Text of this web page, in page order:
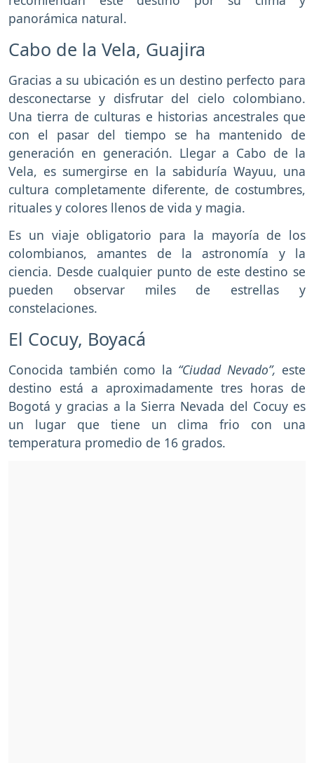
panorámica natural.
Cabo de la Vela, Guajira
Gracias a su ubicación es un destino perfecto para
desconectarse y disfrutar del cielo colombiano.
Una tierra de culturas e historias ancestrales que
con el pasar del tiempo se ha mantenido de
generación en generación. Llegar a Cabo de la
Vela, es sumergirse en la sabiduría Wayuu, una
cultura completamente diferente, de costumbres,
rituales y colores llenos de vida y magia.
Es un viaje obligatorio para la mayoría de los
colombianos, amantes de la astronomía y la
ciencia. Desde cualquier punto de este destino se
pueden observar miles de estrellas y
constelaciones.
El Cocuy, Boyacá
Conocida también como la “Ciudad Nevado”, este
destino está a aproximadamente tres horas de
Bogotá y gracias a la Sierra Nevada del Cocuy es
un lugar que tiene un clima frio con una
temperatura promedio de 16 grados.